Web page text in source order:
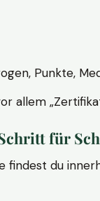
Punkte,
allem
für
findest du